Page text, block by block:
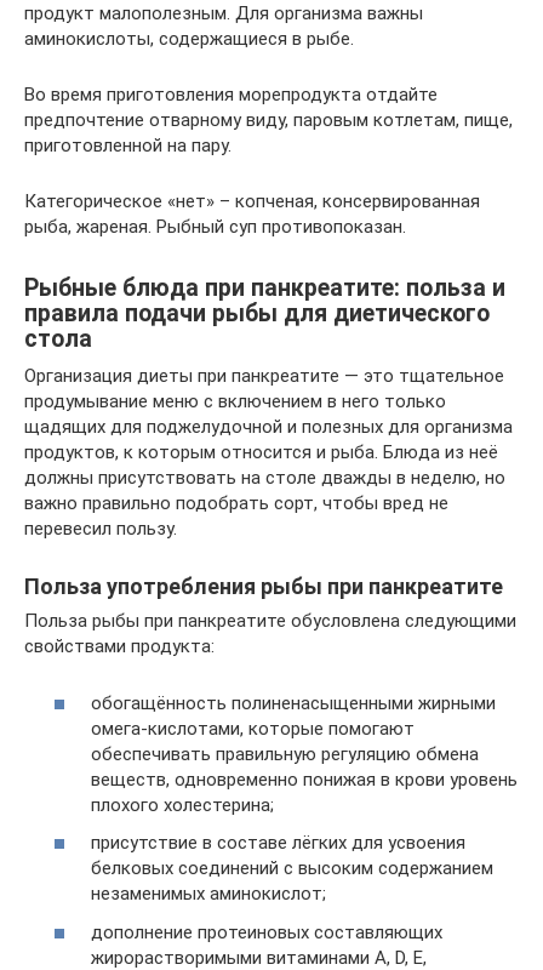
продукт малополезным. Для организма важны
аминокислоты, содержащиеся в рыбе.
Во время приготовления морепродукта отдайте
предпочтение отварному виду, паровым котлетам, пище,
приготовленной на пару.
Категорическое «нет» – копченая, консервированная
рыба, жареная. Рыбный суп противопоказан.
Рыбные блюда при панкреатите: польза и
правила подачи рыбы для диетического
стола
Организация диеты при панкреатите — это тщательное
продумывание меню с включением в него только
щадящих для поджелудочной и полезных для организма
продуктов, к которым относится и рыба. Блюда из неё
должны присутствовать на столе дважды в неделю, но
важно правильно подобрать сорт, чтобы вред не
перевесил пользу.
Польза употребления рыбы при панкреатите
Польза рыбы при панкреатите обусловлена следующими
свойствами продукта:
обогащённость полиненасыщенными жирными
омега-кислотами, которые помогают
обеспечивать правильную регуляцию обмена
веществ, одновременно понижая в крови уровень
плохого холестерина;
присутствие в составе лёгких для усвоения
белковых соединений с высоким содержанием
незаменимых аминокислот;
дополнение протеиновых составляющих
жирорастворимыми витаминами А, D, E,